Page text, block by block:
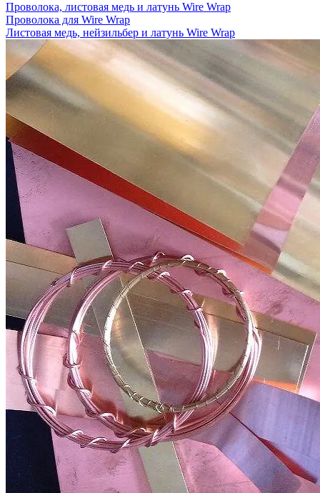
Проволока, листовая медь и латунь Wire Wrap
Проволока для Wire Wrap
Листовая медь, нейзильбер и латунь Wire Wrap